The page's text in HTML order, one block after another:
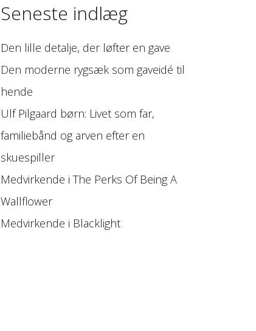
Seneste indlæg
Den lille detalje, der løfter en gave
Den moderne rygsæk som gaveidé til
hende
Ulf Pilgaard børn: Livet som far,
familiebånd og arven efter en
skuespiller
Medvirkende i The Perks Of Being A
Wallflower
Medvirkende i Blacklight